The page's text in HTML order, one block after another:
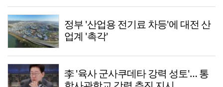
정부 '산업용 전기료 차등'에 대전 산
업계 '촉각'
李 '육사 군사쿠데타 강력 성토'… 통